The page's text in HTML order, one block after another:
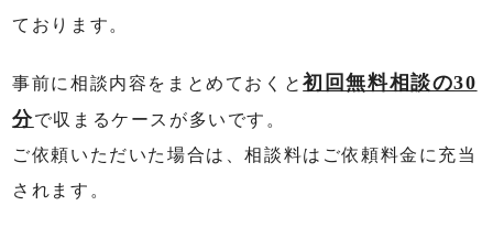
ております。
事前に相談内容をまとめておくと初回無料相談の30
分で収まるケースが多いです。
ご依頼いただいた場合は、相談料はご依頼料金に充当
されます。